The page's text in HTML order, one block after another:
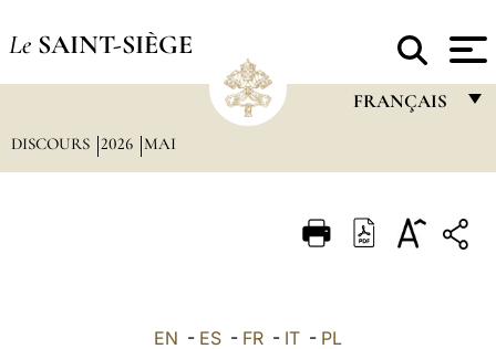
Le SAINT-SIÈGE
FRANÇAIS
ITALIANO
DISCOURS 2026 MAI
EN - ES - FR - IT - PL